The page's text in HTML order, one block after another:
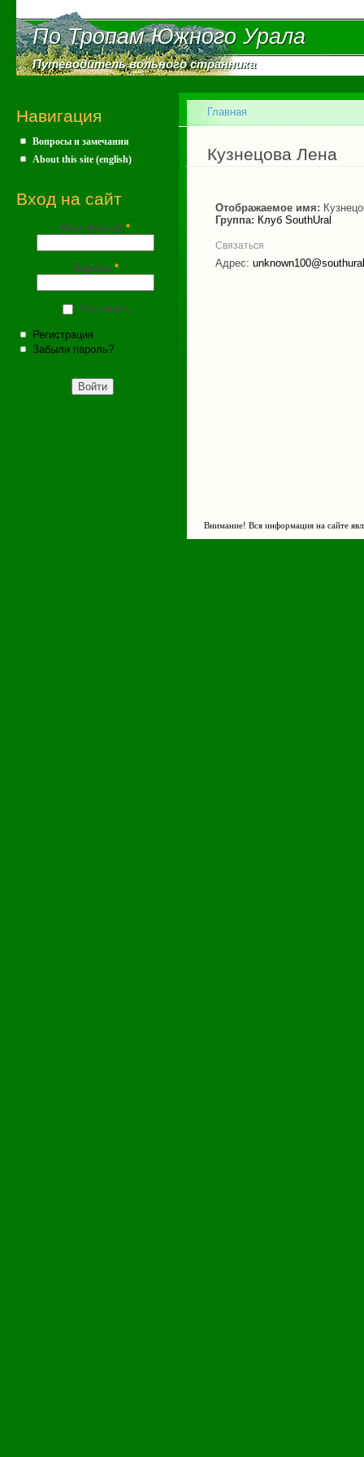
По Тропам Южного Урала
По Тропам Южного Урала
Путеводитель вольного странника
Путеводитель вольного странника
Навигация
Вопросы и замечания
About this site (english)
Вход на сайт
Имя (почта) *
Пароль *
Запомнить
Регистрация
Забыли пароль?
Вы здесь
Главная
Кузнецова Лена
Отображаемое имя:
Группа: Клуб SouthUral
Связаться
Адрес:
Внимание! Вся информация на сайте